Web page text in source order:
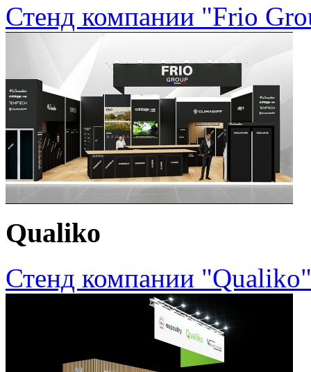
Стенд компании "Frio
Qualiko
Стенд компании